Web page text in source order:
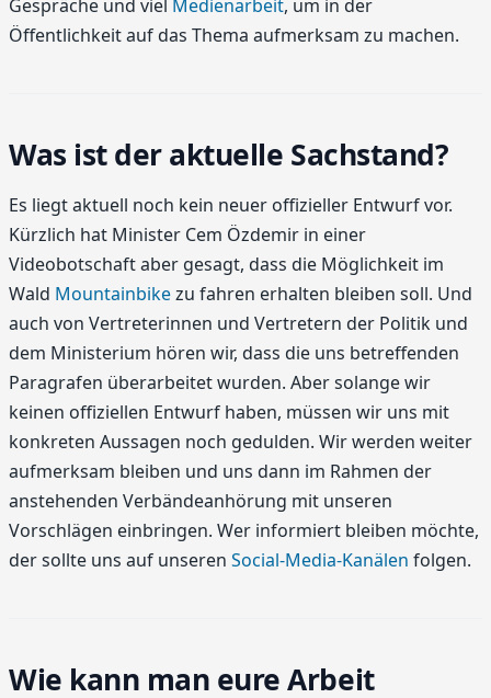
Gespräche und viel Medienarbeit, um in der
Öffentlichkeit auf das Thema aufmerksam zu machen.
Was ist der aktuelle Sachstand?
Es liegt aktuell noch kein neuer offizieller Entwurf vor.
Kürzlich hat Minister Cem Özdemir in einer
Videobotschaft aber gesagt, dass die Möglichkeit im
Wald Mountainbikezu fahren erhalten bleiben soll. Und
auch von Vertreterinnen und Vertretern der Politik und
dem Ministerium hören wir, dass die uns betreffenden
Paragrafen überarbeitet wurden. Aber solange wir
keinen offiziellen Entwurf haben, müssen wir uns mit
konkreten Aussagen noch gedulden. Wir werden weiter
aufmerksam bleiben und uns dann im Rahmen der
anstehenden Verbändeanhörung mit unseren
Vorschlägen einbringen. Wer informiert bleiben möchte,
der sollte uns auf unseren Social-Media-Kanälen folgen.
Wie kann man eure Arbeit